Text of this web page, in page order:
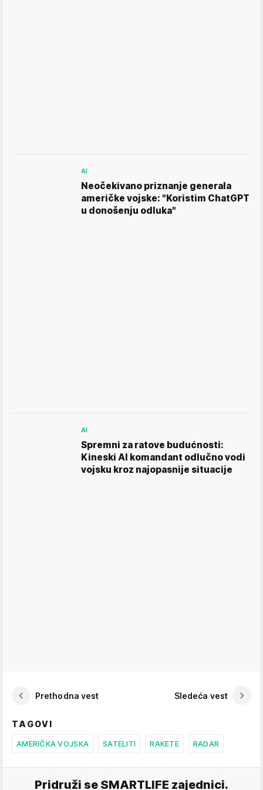
AI
Neočekivano priznanje generala
američke vojske: "Koristim ChatGPT
u donošenju odluka"
AI
Spremni za ratove budućnosti:
Kineski AI komandant odlučno vodi
vojsku kroz najopasnije situacije
Prethodna vest Sledeća vest
TAGOVI
AMERIČKA VOJSKA SATELITI RAKETE RADAR
Pridruži se SMARTLIFE zajednici.